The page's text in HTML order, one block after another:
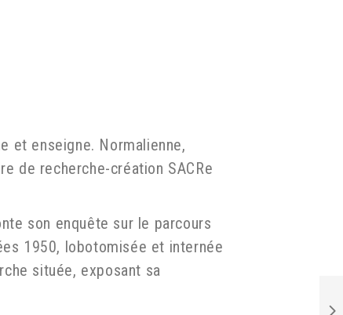
et enseigne. Normalienne,
de recherche-création SACRe
son enquête sur le parcours
1950, lobotomisée et internée
située, exposant sa